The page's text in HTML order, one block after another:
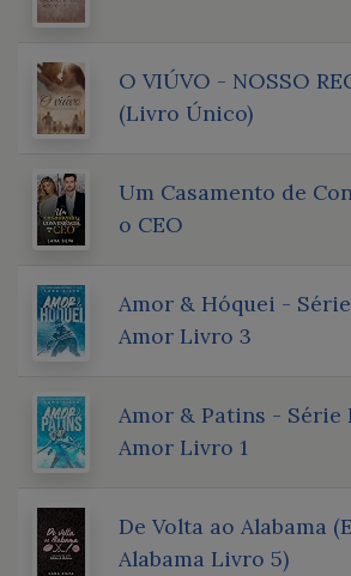
O VIÚVO - NOSSO
(Livro Único)
Um Casamento de
o CEO
Amor & Hóquei -
Amor Livro 3
Amor & Patins - Série
Amor Livro 1
De Volta ao Alabama
Alabama Livro 5)